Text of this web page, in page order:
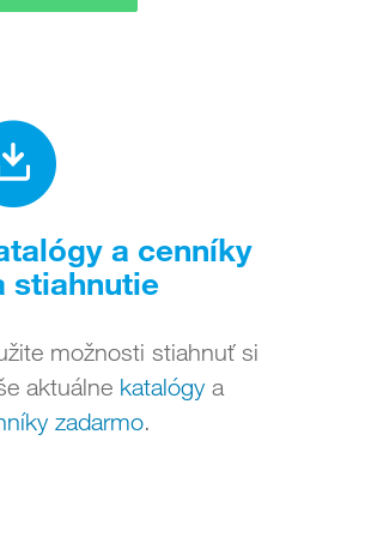
a cenníky
stiahnutie
možnosti stiahnuť si
aktuálne katalógy a
zadarmo.